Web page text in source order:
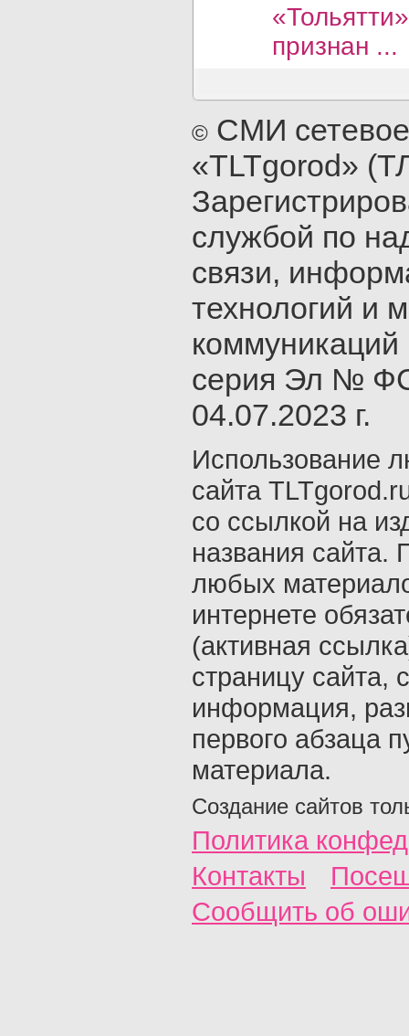
признан ...
© СМИ
«TLTgorod»
службой по
связи,
технологий и
серия Эл №
04.07.2023 г.
Использование
сайта
со ссылкой на
названия сайта.
любых
интернете
(активная
страницу сайта,
информация,
первого абзаца
материала.
Создание сайтов
Политика
Контакты
Сообщить об